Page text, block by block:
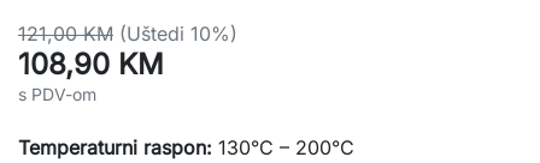
121,00 KM (Uštedi 10%)
108,90 KM
s PDV-om
Temperaturni raspon: 130°C – 200°C